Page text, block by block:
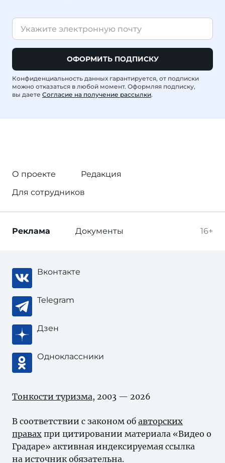
ОФОРМИТЬ ПОДПИСКУ
Конфиденциальность данных гарантируется, от подписки
можно отказаться в любой момент. Оформляя подписку,
вы даете Согласие на получение рассылки.
О проекте
Редакция
Для сотрудников
16+
Реклама Документы
Вконтакте
Telegram
Дзен
Одноклассники
Тонкости туризма, 2003 — 2026
В соответствии с законом об авторских
правах при цитировании материала «Видео о
Градаре» активная индексируемая ссылка
на источник обязательна.